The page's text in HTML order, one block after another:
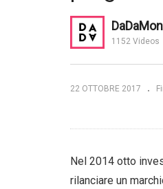
| Anima
1152 Videos
22 OTTOBRE 2017
Nel 2014 otto
rilanciare un